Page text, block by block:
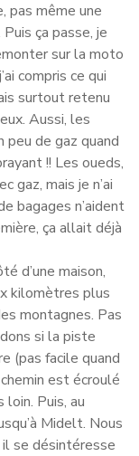
pas même une
ça passe, je
sur la moto
compris ce qui
surtout retenu
Aussi, les
peu de gaz quand
!! Les oueds,
gaz, mais je n’ai
bagages n’aident
ça allait déjà
d’une maison,
kilomètres plus
montagnes. Pas
si la piste
(pas facile quand
est écroulé
Puis, au
Midelt. Nous
il se désintéresse